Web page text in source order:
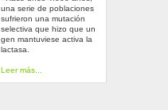
una serie de poblaciones
sufrieron una mutación
selectiva que hizo que un
gen mantuviese activa la
lactasa.
Leer más...